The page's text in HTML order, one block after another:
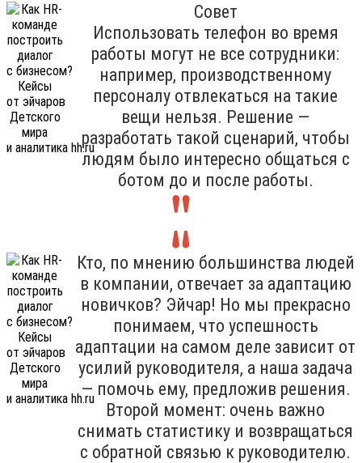
Совет
Использовать телефон во время
работы могут не все сотрудники:
например, производственному
персоналу отвлекаться на такие
вещи нельзя. Решение —
разработать такой сценарий, чтобы
людям было интересно общаться с
ботом до и после работы.
Кто, по мнению большинства людей
в компании, отвечает за адаптацию
новичков? Эйчар! Но мы прекрасно
понимаем, что успешность
адаптации на самом деле зависит от
усилий руководителя, а наша задача
— помочь ему, предложив решения.
Второй момент: очень важно
снимать статистику и возвращаться
с обратной связью к руководителю.